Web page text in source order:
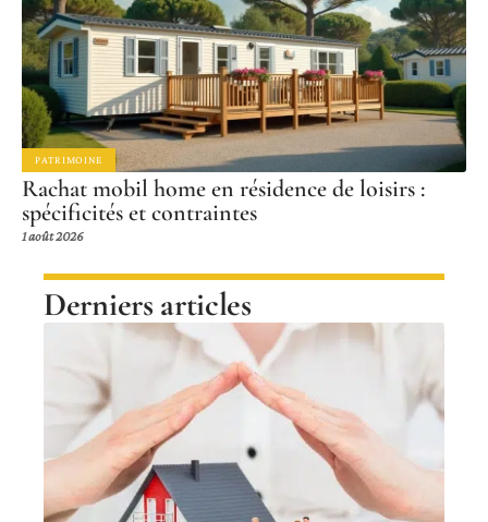
PATRIMOINE
Rachat mobil home en résidence de loisirs :
spécificités et contraintes
1 août 2026
Derniers articles